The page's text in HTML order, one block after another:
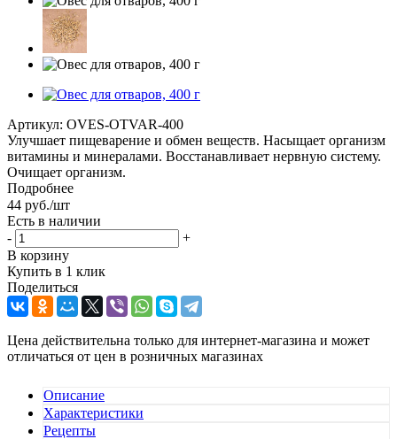
Артикул: OVES-OTVAR-400
Улучшает пищеварение и обмен веществ. Насыщает организм
витамины и минералами. Восстанавливает нервную систему.
Очищает организм.
Подробнее
44 руб./шт
Есть в наличии
-
+
В корзину
Купить в 1 клик
Поделиться
Цена действительна только для интернет-магазина и может
отличаться от цен в розничных магазинах
Описание
Характеристики
Рецепты